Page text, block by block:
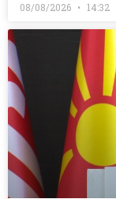
08/08/2026 14:32